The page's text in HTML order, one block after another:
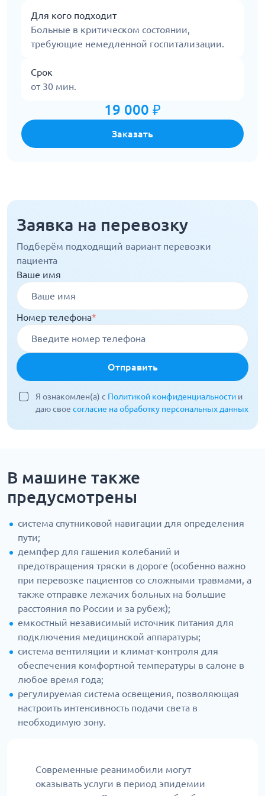
Для кого подходит
Больные в критическом состоянии,
требующие немедленной госпитализации.
Срок
от 30 мин.
19 000 ₽
Заказать
Заявка на перевозку
Подберём подходящий вариант перевозки
пациента
Ваше имя
Номер телефона*
Отправить
Я ознакомлен(а) с Политикой конфиденциальности и
даю свое согласие на обработку персональных данных
В машине также
предусмотрены
система спутниковой навигации для определения
пути;
демпфер для гашения колебаний и
предотвращения тряски в дороге (особенно важно
при перевозке пациентов со сложными травмами, а
также отправке лежачих больных на большие
расстояния по России и за рубеж);
емкостный независимый источник питания для
подключения медицинской аппаратуры;
система вентиляции и климат-контроля для
обеспечения комфортной температуры в салоне в
любое время года;
регулируемая система освещения, позволяющая
настроить интенсивность подачи света в
необходимую зону.
Современные реанимобили могут
оказывать услуги в период эпидемии